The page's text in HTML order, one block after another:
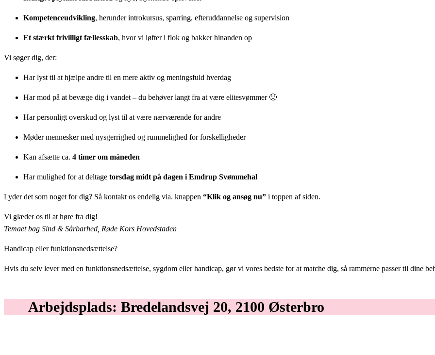
Kompetenceudvikling, herunder introkursus, sparring, efteruddannelse og supervision
Et stærkt frivilligt fællesskab, hvor vi løfter i flok og bakker hinanden op
Vi søger dig, der:
Har lyst til at hjælpe andre til en mere aktiv og meningsfuld hverdag
Har mod på at bevæge dig i vandet – du behøver langt fra at være elitesvømmer 🙂
Har personligt overskud og lyst til at være nærværende for andre
Møder mennesker med nysgerrighed og rummelighed for forskelligheder
Kan afsætte ca. 4 timer om måneden
Har mulighed for at deltage torsdag midt på dagen i Emdrup Svømmehal
Lyder det som noget for dig? Så kontakt os endelig via. knappen “Klik og ansøg nu” i toppen af siden.
Vi glæder os til at høre fra dig!
Temaet bag Sind & Sårbarhed, Røde Kors Hovedstaden
Handicap eller funktionsnedsættelse?
Hvis du selv lever med en funktionsnedsættelse, sygdom eller handicap, gør vi vores bedste for at matche dig, så rammerne passer til dine
Arbejdsplads: Bredelandsvej 20, 2100 Østerbro